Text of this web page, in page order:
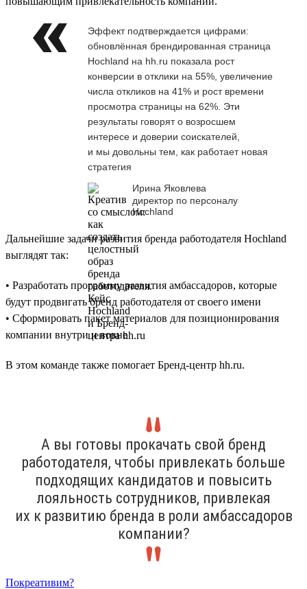
Эффект подтверждается цифрами:
обновлённая брендированная страница
Hochland на hh.ru показала рост
конверсии в отклики на 55%, увеличение
числа откликов на 41% и рост времени
просмотра страницы на 62%. Эти
результаты говорят о возросшем
интересе и доверии соискателей,
и мы довольны тем, как работает новая
стратегия
Ирина Яковлева
директор по персоналу
Hochland
Дальнейшие задачи развития бренда работодателя Hochland
выглядят так:
• Разработать программу развития амбассадоров, которые
будут продвигать бренд работодателя от своего имени
• Сформировать пакет материалов для позиционирования
компании внутри и вовне
В этом команде также помогает Бренд-центр hh.ru.
А вы готовы прокачать свой бренд
работодателя, чтобы привлекать больше
подходящих кандидатов и повысить
лояльность сотрудников, привлекая
их к развитию бренда в роли амбассадоров
компании?
Покреативим?